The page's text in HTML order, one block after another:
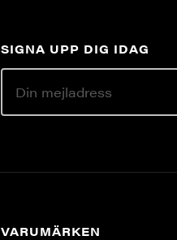
SIGNA UPP DIG IDAG
VARUMÄRKEN